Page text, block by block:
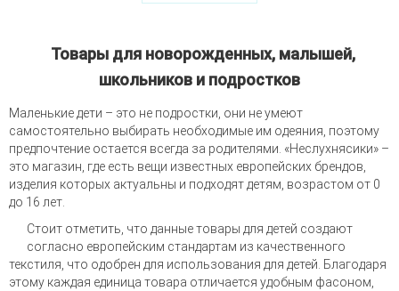
Товары для новорожденных, малышей,
школьников и подростков
Маленькие дети – это не подростки, они не умеют
самостоятельно выбирать необходимые им одеяния, поэтому
предпочтение остается всегда за родителями. «Неслухнясики» –
это магазин, где есть вещи известных европейских брендов,
изделия которых актуальны и подходят детям, возрастом от 0
до 16 лет.
Стоит отметить, что данные товары для детей создают
согласно европейским стандартам из качественного
текстиля, что одобрен для использования для детей. Благодаря
этому каждая единица товара отличается удобным фасоном,